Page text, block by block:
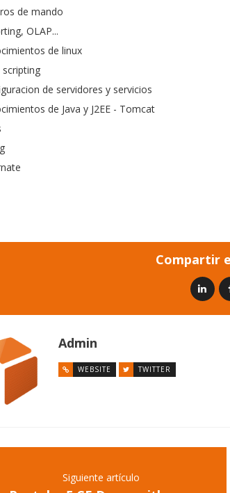
de mando
OLAP...
de linux
scripting
de servidores y servicios
de Java y J2EE - Tomcat
Compartir
Admin
WEBSITE TWITTER
Siguiente artículo